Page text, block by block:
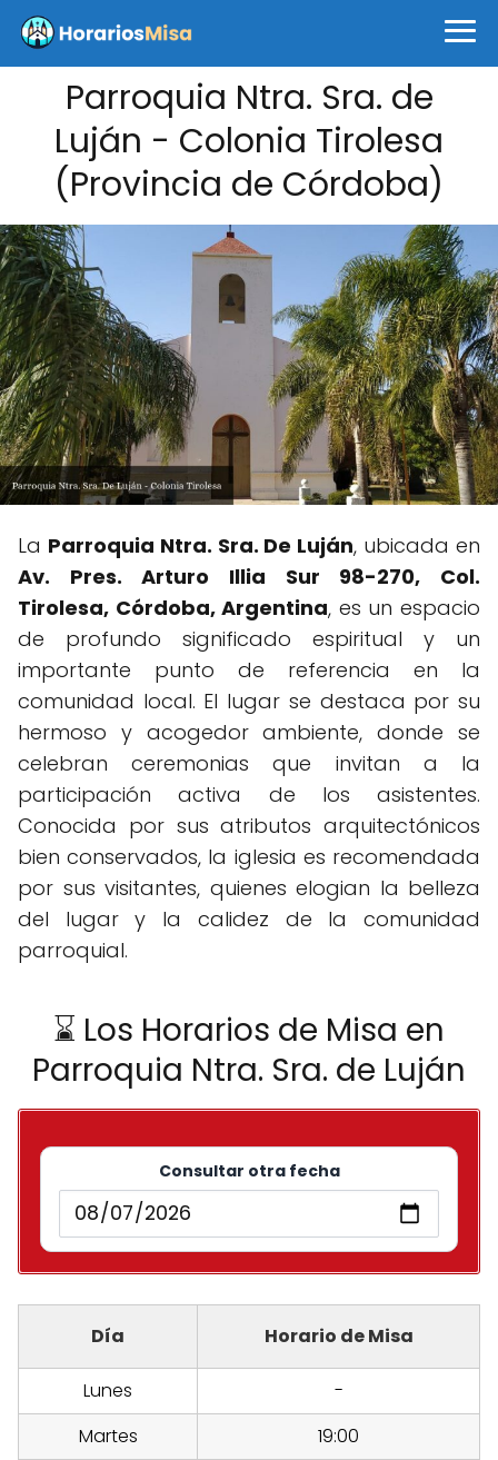
Parroquia Ntra. Sra. de
Luján - Colonia Tirolesa
(Provincia de Córdoba)
La Parroquia Ntra. Sra. De Luján, ubicada en
Av. Pres. Arturo Illia Sur 98-270, Col.
Tirolesa, Córdoba, Argentina, es un espacio
de profundo significado espiritual y un
importante punto de referencia en la
comunidad local. El lugar se destaca por su
hermoso y acogedor ambiente, donde se
celebran ceremonias que invitan a la
participación activa de los asistentes.
Conocida por sus atributos arquitectónicos
bien conservados, la iglesia es recomendada
por sus visitantes, quienes elogian la belleza
del lugar y la calidez de la comunidad
parroquial.
⌛ Los Horarios de Misa en
Parroquia Ntra. Sra. de Luján
Consultar otra fecha
Día Horario de Misa
Lunes
-
Martes
19:00